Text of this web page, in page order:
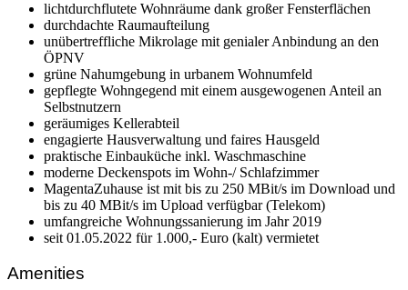
lichtdurchflutete Wohnräume dank großer Fensterflächen
durchdachte Raumaufteilung
unübertreffliche Mikrolage mit genialer Anbindung an den
ÖPNV
grüne Nahumgebung in urbanem Wohnumfeld
gepflegte Wohngegend mit einem ausgewogenen Anteil an
Selbstnutzern
geräumiges Kellerabteil
engagierte Hausverwaltung und faires Hausgeld
praktische Einbauküche inkl. Waschmaschine
moderne Deckenspots im Wohn-/ Schlafzimmer
MagentaZuhause ist mit bis zu 250 MBit/s im Download und
bis zu 40 MBit/s im Upload verfügbar (Telekom)
umfangreiche Wohnungssanierung im Jahr 2019
seit 01.05.2022 für 1.000,- Euro (kalt) vermietet
Amenities